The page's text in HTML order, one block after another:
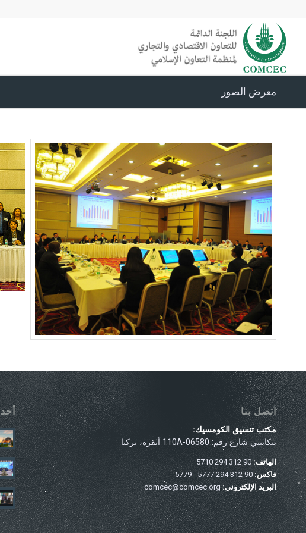
معرض الصور
اتصل بنا
مكتب تنسيق الكومسيك:
نيكاتيبي شارع رقم: 110A-06580 أنقرة، تركيا
الهاتف:90 312 294 5710
فاكس: 90 312 294 5777 - 5779
البريد الإلكتروني:comcec@comcec.org